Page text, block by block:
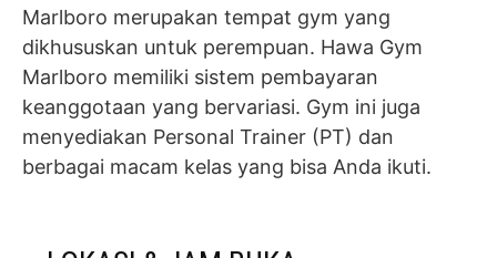
Marlboro merupakan tempat gym yang
dikhususkan untuk perempuan. Hawa Gym
Marlboro memiliki sistem pembayaran
keanggotaan yang bervariasi. Gym ini juga
menyediakan Personal Trainer (PT) dan
berbagai macam kelas yang bisa Anda ikuti.